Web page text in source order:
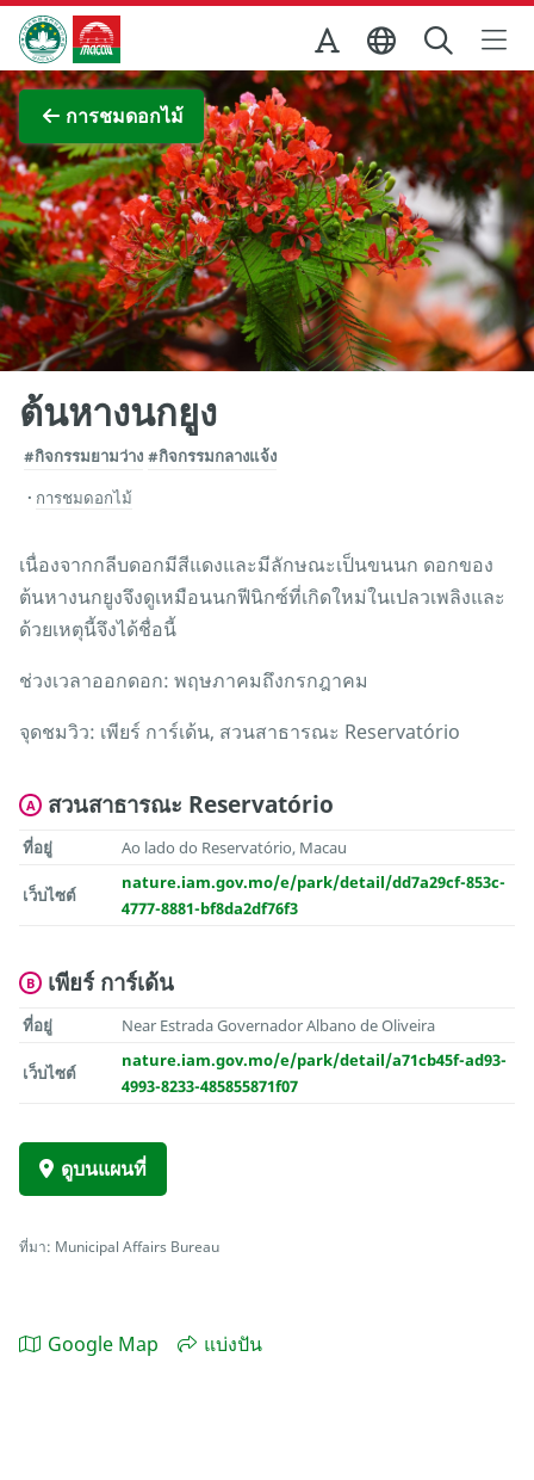
Skip to Main Content
สำนักงานการท่องเที่ยวของรัฐบาลมาเก๊า
การชมดอกไม้
ภาพขยาย
ต้นหางนกยูง
#กิจกรรมยามว่าง #กิจกรรมกลางแจ้ง
การชมดอกไม้
เนื่องจากกลีบดอกมีสีแดงและมีลักษณะเป็นขนนก ดอกของ
ต้นหางนกยูงจึงดูเหมือนนกฟีนิกซ์ที่เกิดใหม่ในเปลวเพลิงและ
ด้วยเหตุนี้จึงได้ชื่อนี้
ช่วงเวลาออกดอก: พฤษภาคมถึงกรกฎาคม
จุดชมวิว: เพียร์ การ์เด้น, สวนสาธารณะ Reservatório
A สวนสาธารณะ Reservatório
ที่อยู่ Ao lado do Reservatório, Macau
เว็บไซต์
nature.iam.gov.mo/e/park/detail/dd7a29cf-853c-
4777-8881-bf8da2df76f3
B เพียร์ การ์เด้น
ที่อยู่ Near Estrada Governador Albano de Oliveira
เว็บไซต์
nature.iam.gov.mo/e/park/detail/a71cb45f-ad93-
4993-8233-485855871f07
ดูบนแผนที่
ที่มา: Municipal Affairs Bureau
Google Map แบ่งปัน